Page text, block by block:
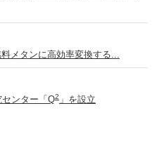
メタンに高効率変換する...
ンター「Q2」を設立